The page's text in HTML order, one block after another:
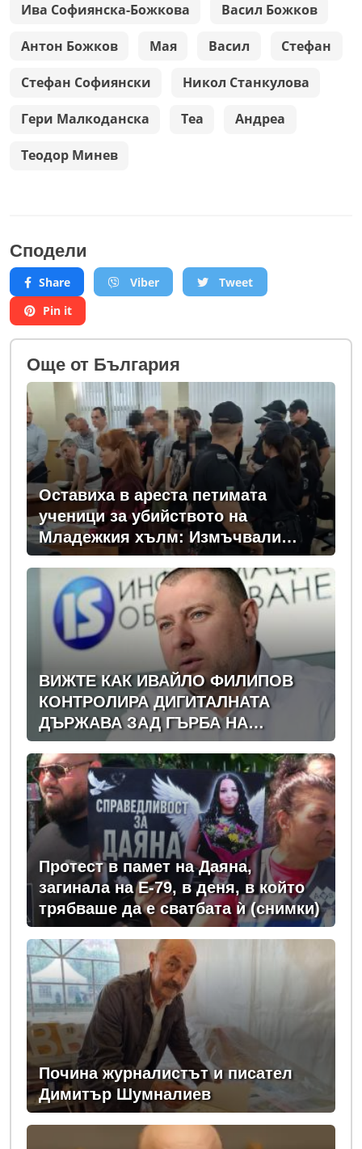
Ива Софиянска-Божкова Васил Божков
Антон Божков Мая Васил Стефан
Стефан Софиянски Никол Станкулова
Гери Малкоданска Теа Андреа
Теодор Минев
Сподели
Share Viber
Tweet
Pin it
Oще от България
Оставиха в ареста петимата
ученици за убийството на
Младежкия хълм: Измъчвали
Георги час, гаврили се с него и го
обрали
ВИЖТЕ КАК ИВАЙЛО ФИЛИПОВ
КОНТРОЛИРА ДИГИТАЛНАТА
ДЪРЖАВА ЗАД ГЪРБА НА
ПРАВИТЕЛСТВОТО?
(РАЗСЛЕДВАНЕ)
Протест в памет на Даяна,
загинала на Е-79, в деня, в който
трябваше да е сватбата ѝ (снимки)
Почина журналистът и писател
Димитър Шумналиев